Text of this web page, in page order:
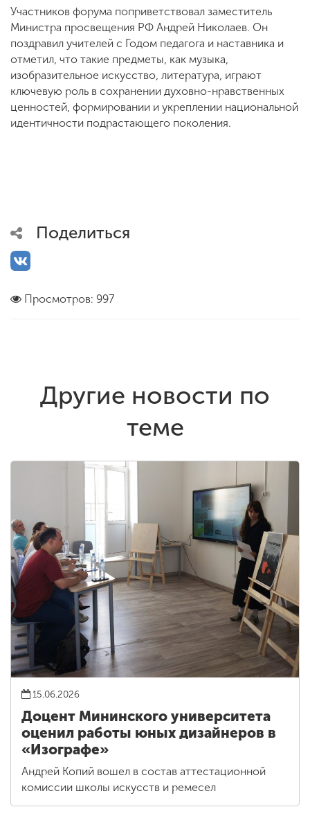
Участников форума поприветствовал заместитель
Министра просвещения РФ Андрей Николаев. Он
поздравил учителей с Годом педагога и наставника и
отметил, что такие предметы, как музыка,
изобразительное искусство, литература, играют
ключевую роль в сохранении духовно-нравственных
ценностей, формировании и укреплении национальной
идентичности подрастающего поколения.
Поделиться
Просмотров: 997
Другие новости по
теме
15.06.2026
Доцент Мининского университета
оценил работы юных дизайнеров в
«Изографе»
Андрей Копий вошел в состав аттестационной
комиссии школы искусств и ремесел